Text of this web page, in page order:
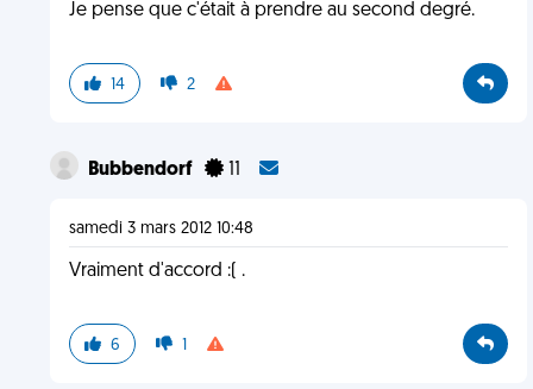
Je pense que c'était à prendre au second degré.
14 2
Bubbendorf 11
samedi 3 mars 2012 10:48
Vraiment d'accord :( .
6 1